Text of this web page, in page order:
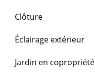
Clôture
Éclairage extérieur
Jardin en copropriété